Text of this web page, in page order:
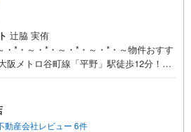
辻脇 実侑
・*・～・*・～・*・～・*・～物件おすす
阪メトロ谷町線「平野」駅徒歩12分！通
たたかな光と心地良い風が入り込みま
ー付き車庫なので雨の日も大切なお車が
根裏収納には出番の少ないクリスマスツ
動産会社レビュー 6件